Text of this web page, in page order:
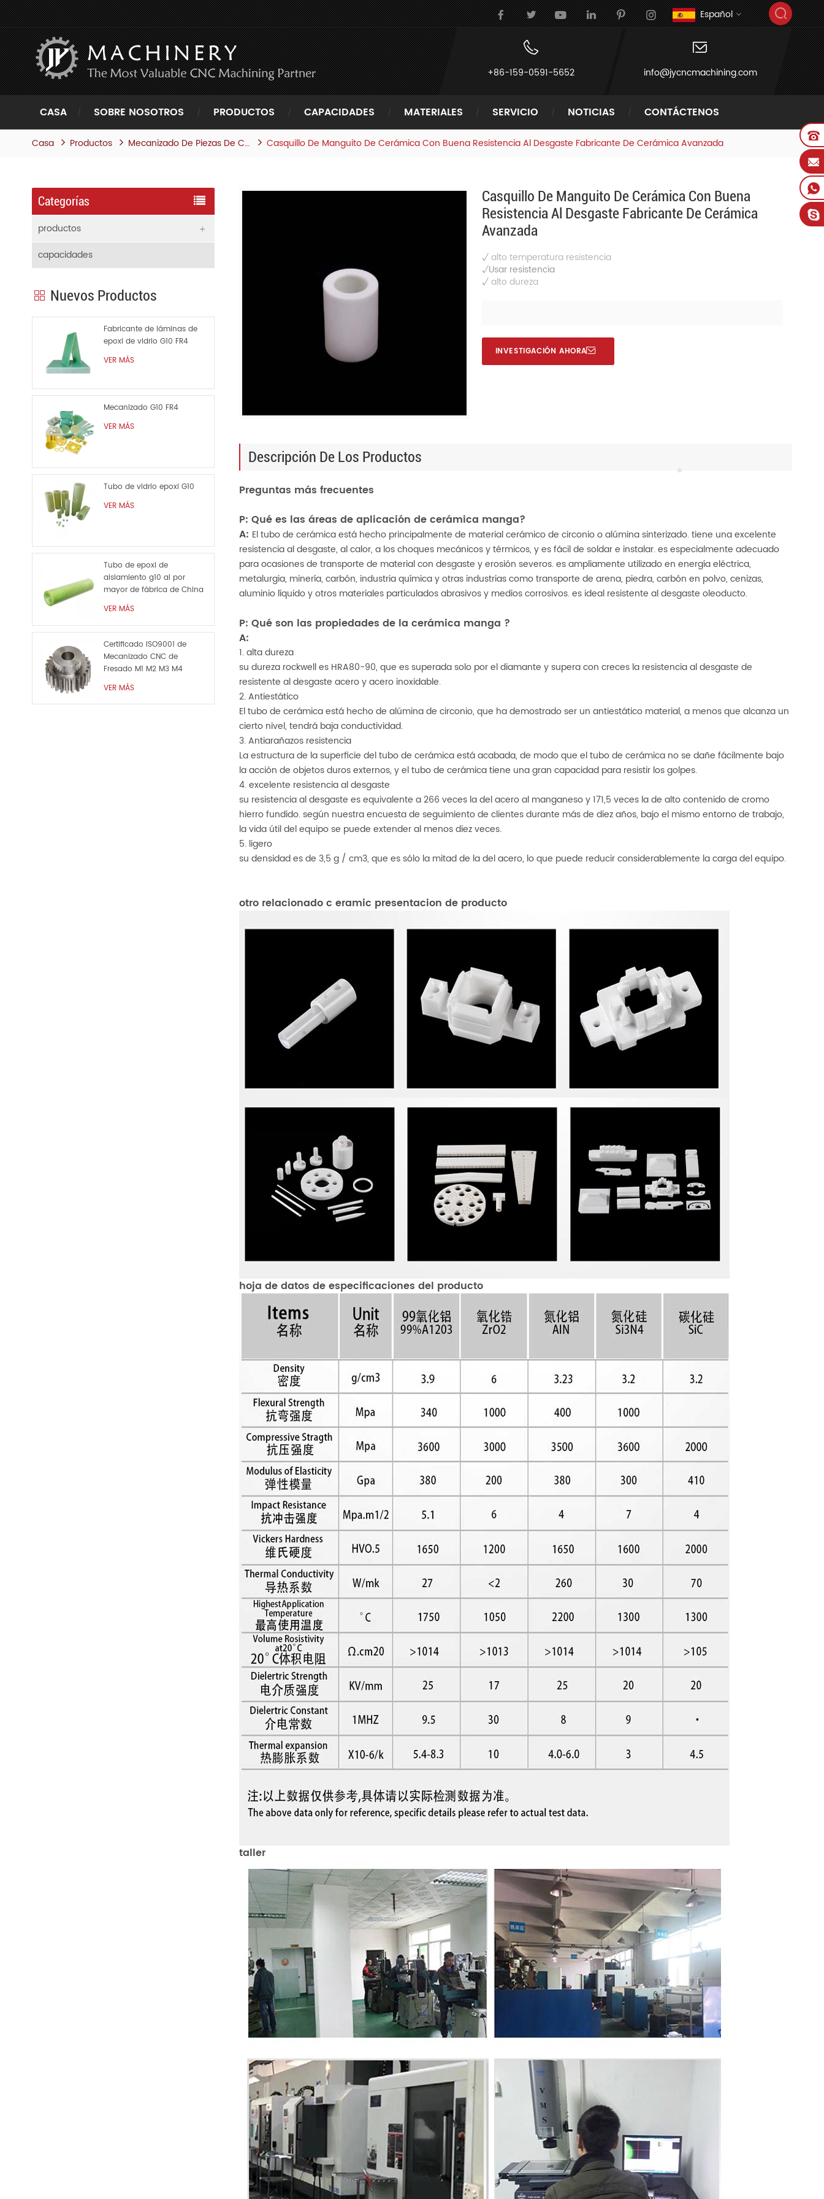
Español
+86-159-0591-5652 info@jycncmachining.com
CASA SOBRE NOSOTROS PRODUCTOS CAPACIDADES MATERIALES SERVICIO NOTICIAS CONTÁCTENOS
Casa Productos Mecanizado De Piezas De Cerámica Casquillo De Manguito De Cerámica Con Buena Resistencia Al Desgaste Fabricante De Cerámica Avanzada
Casquillo De Manguito De Cerámica Con Buena
Resistencia Al Desgaste Fabricante De Cerámica
Avanzada
√alto temperaturaresistencia
√Usar resistencia
√alto dureza
INVESTIGACIÓN AHORA
Descripción De Los Productos
Preguntas más frecuentes
P: Qué es las áreas de aplicación de cerámica manga?
A: El tubo de cerámica está hecho principalmente de material cerámico de circonio o alúmina sinterizado. tiene una excelente
resistencia al desgaste, al calor, a los choques mecánicos y térmicos, y es fácil de soldar e instalar. es especialmente adecuado
para ocasiones de transporte de material con desgaste y erosión severos. es ampliamente utilizado en energía eléctrica,
metalurgia, minería, carbón, industria química y otras industrias como transporte de arena, piedra, carbón en polvo, cenizas,
aluminio líquido y otros materiales particulados abrasivos y medios corrosivos. es ideal resistente al desgaste oleoducto.
P: Qué son las propiedades de la cerámica manga ?
A:
1. alta dureza
su dureza rockwell es HRA80-90, que es superada solo por el diamante y supera con creces la resistencia al desgaste de
resistente al desgaste acero y acero inoxidable.
2. Antiestático
El tubo de cerámica está hecho de alúmina de circonio, que ha demostrado ser un antiestático material, a menos que alcanza un
cierto nivel, tendrá baja conductividad.
3. Antiarañazos resistencia
La estructura de la superficie del tubo de cerámica está acabada, de modo que el tubo de cerámica no se dañe fácilmente bajo
la acción de objetos duros externos, y el tubo de cerámica tiene una gran capacidad para resistir los golpes.
4. excelente resistencia al desgaste
su resistencia al desgaste es equivalente a 266 veces la del acero al manganeso y 171,5 veces la de alto contenido de cromo
hierro fundido. según nuestra encuesta de seguimiento de clientes durante más de diez años, bajo el mismo entorno de trabajo,
la vida útil del equipo se puede extender al menos diez veces.
5. ligero
su densidad es de 3,5 g / cm3, que es sólo la mitad de la del acero, lo que puede reducir considerablemente la carga del equipo.
otro relacionado c eramic presentacion de producto
hoja de datos de especificaciones del producto
taller
Categorías
productos
capacidades
Nuevos Productos
Fabricante de láminas de
epoxi de vidrio G10 FR4
VER MÁS
Mecanizado G10 FR4
VER MÁS
Tubo de vidrio epoxi G10
VER MÁS
Tubo de epoxi de
aislamiento g10 al por
mayor de fábrica de China
VER MÁS
Certificado ISO9001 de
Mecanizado CNC de
Fresado M1 M2 M3 M4
Personalizado de Metal de
la Pieza de Repuesto
VER MÁS